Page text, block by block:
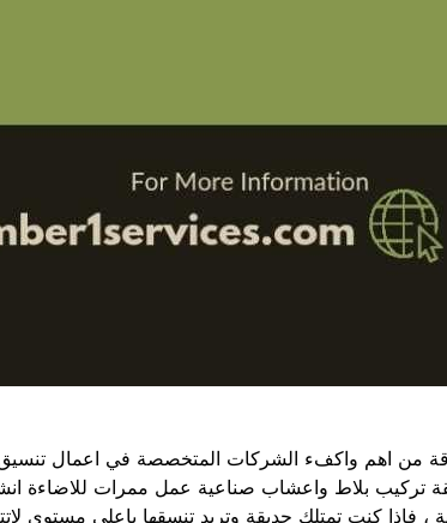
اهم واكفء الشركات المتخصصة في اعمال تنسيق
تركيب بلاط واعشاب صناعية عمل ممرات للاضاءة